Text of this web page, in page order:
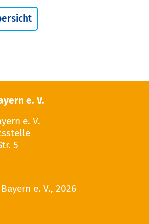
e. V.
e. V.
5
e. V., 2026